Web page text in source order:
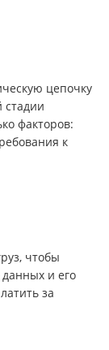
цепочку
стадии
факторов:
к
чтобы
и его
за